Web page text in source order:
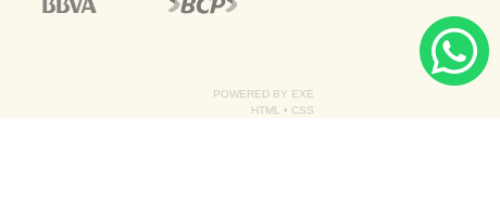
POWERED BY EXE
HTML
• CSS